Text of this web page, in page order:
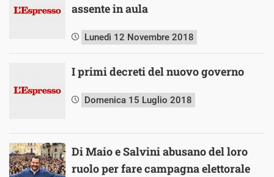
assente in aula
Lunedì 12 Novembre 2018
I primi decreti del nuovo governo
Domenica 15 Luglio 2018
Di Maio e Salvini abusano del loro
ruolo per fare campagna elettorale